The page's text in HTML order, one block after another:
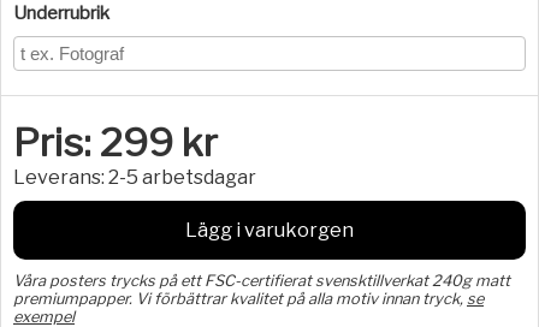
Underrubrik
Pris: 299 kr
Leverans: 2-5 arbetsdagar
Lägg i varukorgen
Våra posters trycks på ett FSC-certifierat svensktillverkat 240g matt
premiumpapper. Vi förbättrar kvalitet på alla motiv innan tryck, se
exempel